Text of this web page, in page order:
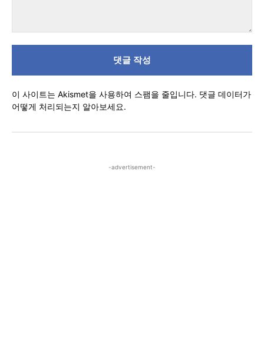
이 사이트는 Akismet을 사용하여 스팸을 줄입니다. 댓글 데이터가
어떻게 처리되는지 알아보세요.
-advertisement-